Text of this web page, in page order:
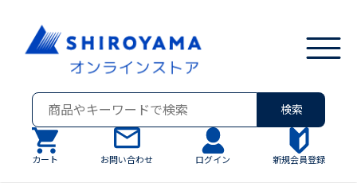
検索
カート お問い合わせ ログイン 新規会員登録